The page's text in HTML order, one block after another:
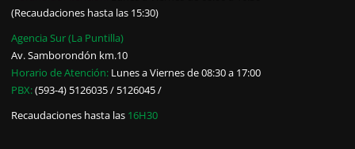
(Recaudaciones hasta las 15:30)
Agencia Sur (La Puntilla)
Av. Samborondón km.10
Horario de Atención: Lunes a Viernes de 08:30 a 17:00
PBX:(593-4) 5126035 / 5126045 /
Recaudaciones hasta las 16H30